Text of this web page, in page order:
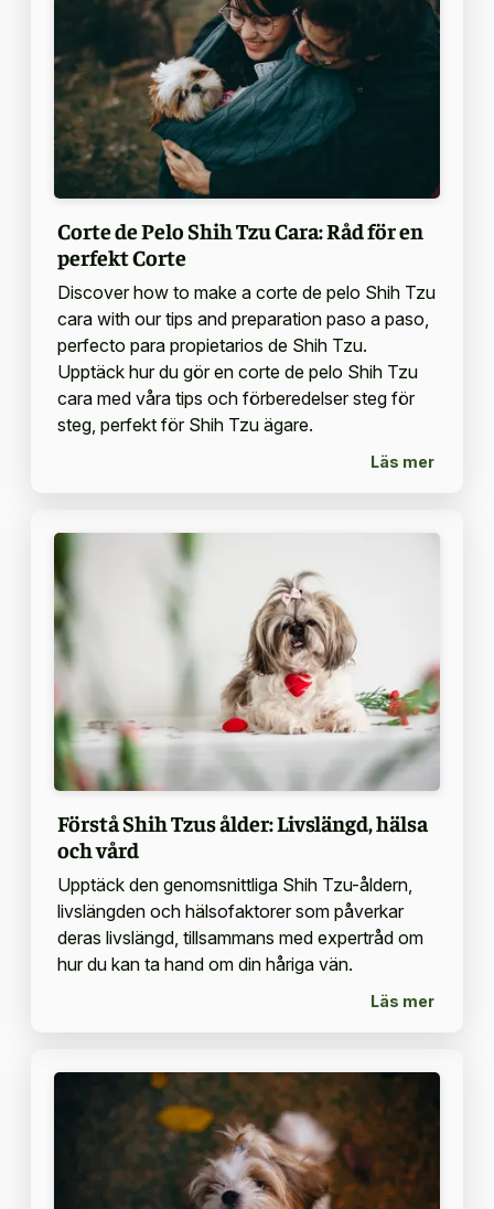
Corte de Pelo Shih Tzu Cara: Råd för en
perfekt Corte
Discover how to make a corte de pelo Shih Tzu
cara with our tips and preparation paso a paso,
perfecto para propietarios de Shih Tzu.
Upptäck hur du gör en corte de pelo Shih Tzu
cara med våra tips och förberedelser steg för
steg, perfekt för Shih Tzu ägare.
Läs mer
Förstå Shih Tzus ålder: Livslängd, hälsa
och vård
Upptäck den genomsnittliga Shih Tzu-åldern,
livslängden och hälsofaktorer som påverkar
deras livslängd, tillsammans med expertråd om
hur du kan ta hand om din håriga vän.
Läs mer